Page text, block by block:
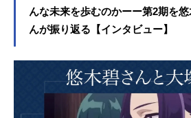
んな未来を歩むのかーー第2期を
んが振り返る【インタビュー】